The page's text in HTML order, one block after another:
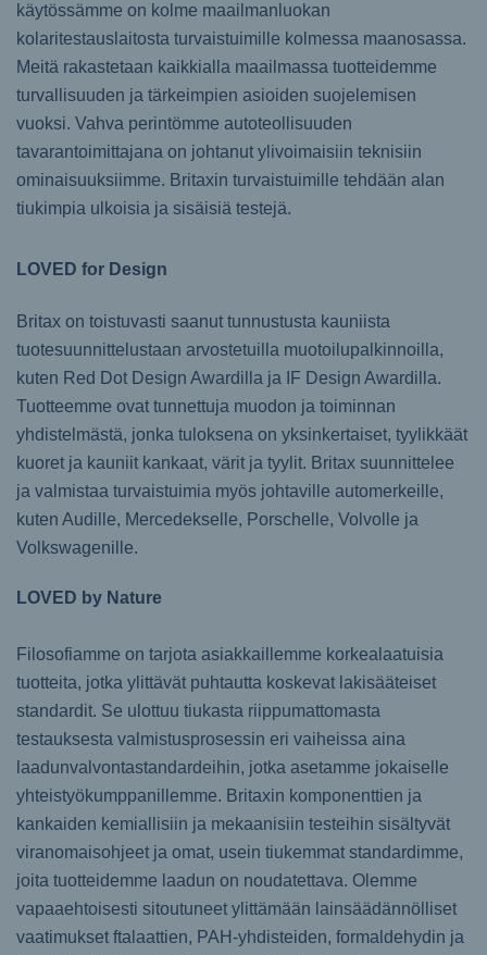
käytössämme on kolme maailmanluokan
kolaritestauslaitosta turvaistuimille kolmessa maanosassa.
Meitä rakastetaan kaikkialla maailmassa tuotteidemme
turvallisuuden ja tärkeimpien asioiden suojelemisen
vuoksi. Vahva perintömme autoteollisuuden
tavarantoimittajana on johtanut ylivoimaisiin teknisiin
ominaisuuksiimme. Britaxin turvaistuimille tehdään alan
tiukimpia ulkoisia ja sisäisiä testejä.
LOVED for Design
Britax on toistuvasti saanut tunnustusta kauniista
tuotesuunnittelustaan arvostetuilla muotoilupalkinnoilla,
kuten Red Dot Design Awardilla ja IF Design Awardilla.
Tuotteemme ovat tunnettuja muodon ja toiminnan
yhdistelmästä, jonka tuloksena on yksinkertaiset, tyylikkäät
kuoret ja kauniit kankaat, värit ja tyylit. Britax suunnittelee
ja valmistaa turvaistuimia myös johtaville automerkeille,
kuten Audille, Mercedekselle, Porschelle, Volvolle ja
Volkswagenille.
LOVED by Nature
Filosofiamme on tarjota asiakkaillemme korkealaatuisia
tuotteita, jotka ylittävät puhtautta koskevat lakisääteiset
standardit. Se ulottuu tiukasta riippumattomasta
testauksesta valmistusprosessin eri vaiheissa aina
laadunvalvontastandardeihin, jotka asetamme jokaiselle
yhteistyökumppanillemme. Britaxin komponenttien ja
kankaiden kemiallisiin ja mekaanisiin testeihin sisältyvät
viranomaisohjeet ja omat, usein tiukemmat standardimme,
joita tuotteidemme laadun on noudatettava. Olemme
vapaaehtoisesti sitoutuneet ylittämään lainsäädännölliset
vaatimukset ftalaattien, PAH-yhdisteiden, formaldehydin ja